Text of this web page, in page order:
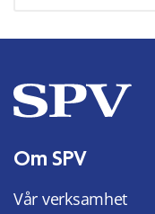
Om SPV
Vår verksamhet